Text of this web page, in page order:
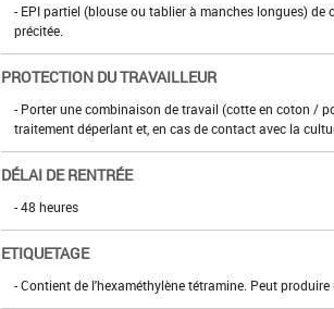
- EPI partiel (blouse ou tablier à manches longues)
précitée.
PROTECTION DU TRAVAILLEUR
- Porter une combinaison de travail (cotte en coton /
traitement déperlant et, en cas de contact avec la
DÉLAI DE RENTRÉE
- 48 heures
ETIQUETAGE
- Contient de l'hexaméthylène tétramine. Peut